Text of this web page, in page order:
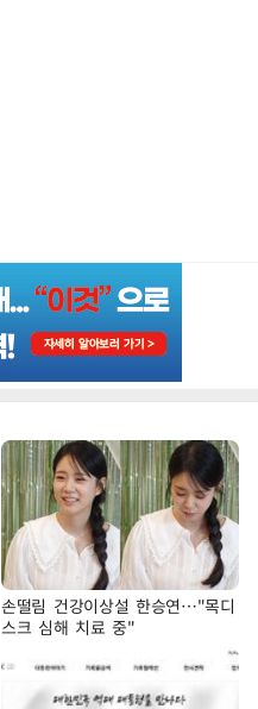
손떨림 건강이상설 한승연…"목디
스크 심해 치료 중"